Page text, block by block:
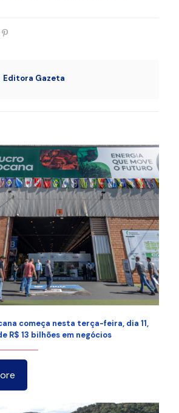
Editora Gazeta
começa nesta terça-feira, dia 11,
R$ 13 bilhões em negócios